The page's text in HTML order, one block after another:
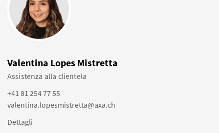
Valentina Lopes Mistretta
Assistenza alla clientela
+41 81 254 77 55
valentina.lopesmistretta@axa.ch
Dettagli